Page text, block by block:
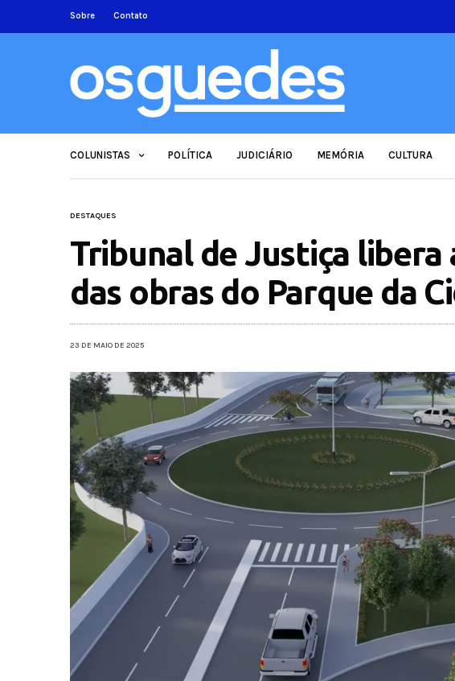
Sobre Contato
COLUNISTAS POLÍTICA JUDICIÁRIO MEMÓRIA CULTURA
DESTAQUES
Tribunal de Justiça
das obras do Parque da
23 DE MAIO DE 2025